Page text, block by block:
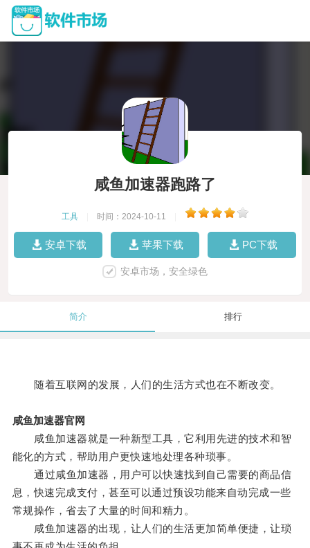
咸鱼加速器跑路了
工具 时间：2024-10-11
安卓下载 苹果下载 PC下载
安卓市场，安全绿色
简介 排行
随着互联网的发展，人们的生活方式也在不断改变。
咸鱼加速器官网
咸鱼加速器就是一种新型工具，它利用先进的技术和智
能化的方式，帮助用户更快速地处理各种琐事。
通过咸鱼加速器，用户可以快速找到自己需要的商品信
息，快速完成支付，甚至可以通过预设功能来自动完成一些
常规操作，省去了大量的时间和精力。
咸鱼加速器的出现，让人们的生活更加简单便捷，让琐